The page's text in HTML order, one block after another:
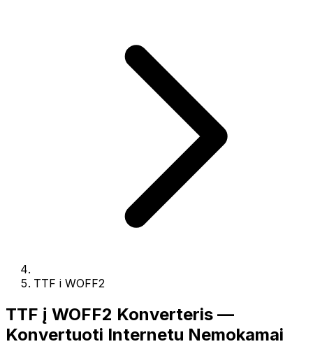
TTF i WOFF2
TTF į WOFF2 Konverteris —
Konvertuoti Internetu Nemokamai